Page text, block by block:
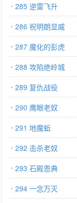
285 逆雷飞升
286 祝明朗显威
287 魔化的彭虎
288 攻陷绝岭城
289 复仇战役
290 鹰眼老奴
291 地魔蚯
292 击杀老奴
293 石殿恩典
294 一念万灭